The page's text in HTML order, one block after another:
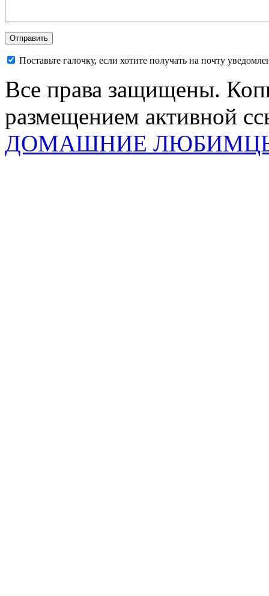
Поставьте галочку, если хотите получать на почту
Все права защищены.
размещением активной
ДОМАШНИЕ